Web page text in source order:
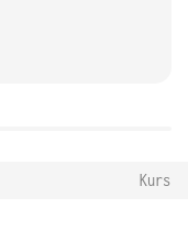
Kurs